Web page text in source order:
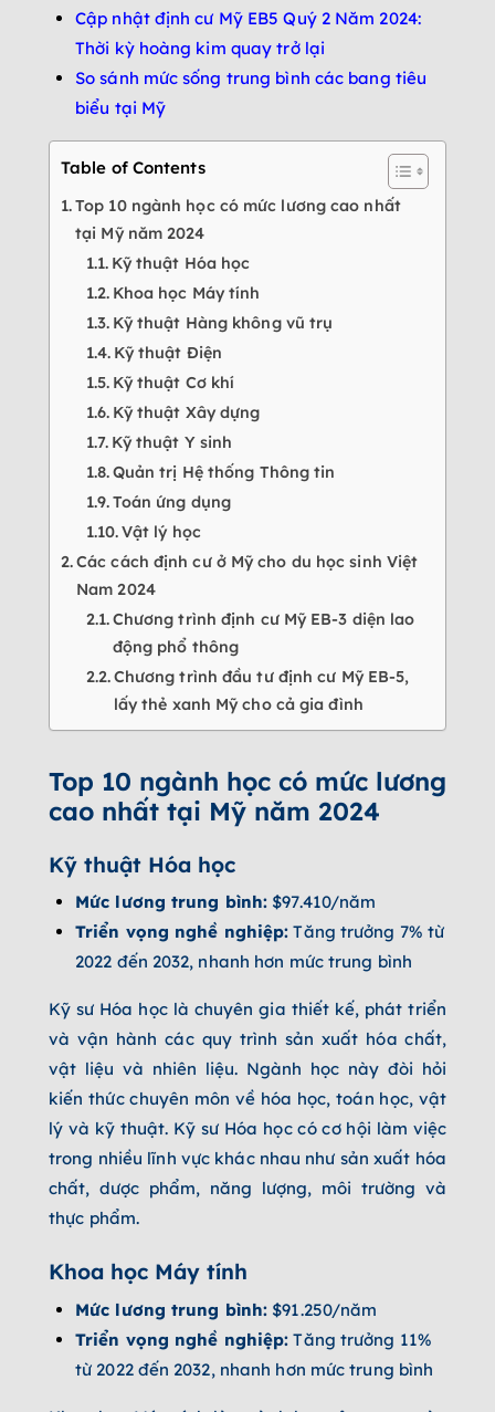
Cập nhật định cư Mỹ EB5 Quý 2 Năm 2024:
Thời kỳ hoàng kim quay trở lại
So sánh mức sống trung bình các bang tiêu
biểu tại Mỹ
Table of Contents
Top 10 ngành học có mức lương cao nhất
tại Mỹ năm 2024
Kỹ thuật Hóa học
Khoa học Máy tính
Kỹ thuật Hàng không vũ trụ
Kỹ thuật Điện
Kỹ thuật Cơ khí
Kỹ thuật Xây dựng
Kỹ thuật Y sinh
Quản trị Hệ thống Thông tin
Toán ứng dụng
Vật lý học
Các cách định cư ở Mỹ cho du học sinh Việt
Nam 2024
Chương trình định cư Mỹ EB-3 diện lao
động phổ thông
Chương trình đầu tư định cư Mỹ EB-5,
lấy thẻ xanh Mỹ cho cả gia đình
Top 10 ngành học có mức lương
cao nhất tại Mỹ năm 2024
Kỹ thuật Hóa học
Mức lương trung bình: $97.410/năm
Triển vọng nghề nghiệp: Tăng trưởng 7% từ
2022 đến 2032, nhanh hơn mức trung bình
Kỹ sư Hóa học là chuyên gia thiết kế, phát triển
và vận hành các quy trình sản xuất hóa chất,
vật liệu và nhiên liệu. Ngành học này đòi hỏi
kiến thức chuyên môn về hóa học, toán học, vật
lý và kỹ thuật. Kỹ sư Hóa học có cơ hội làm việc
trong nhiều lĩnh vực khác nhau như sản xuất hóa
chất, dược phẩm, năng lượng, môi trường và
thực phẩm.
Khoa học Máy tính
Mức lương trung bình: $91.250/năm
Triển vọng nghề nghiệp: Tăng trưởng 11%
từ 2022 đến 2032, nhanh hơn mức trung bình